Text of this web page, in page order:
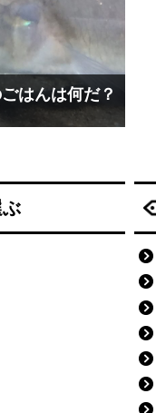
はんは何だ？